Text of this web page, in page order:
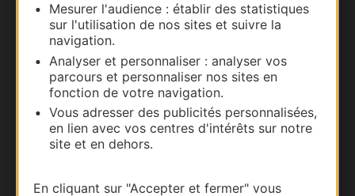
Mesurer l'audience : établir des statistiques
sur l'utilisation de nos sites et suivre la
navigation.
Analyser et personnaliser : analyser vos
parcours et personnaliser nos sites en
fonction de votre navigation.
Vous adresser des publicités personnalisées,
en lien avec vos centres d'intérêts sur notre
site et en dehors.
En cliquant sur "Accepter et fermer" vous
Nous contacter
Carte interactive
Documentation